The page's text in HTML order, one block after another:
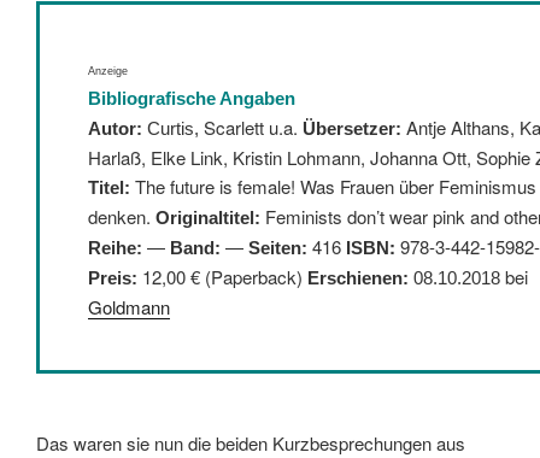
Anzeige
Bibliografische Angaben
Autor: Curtis, Scarlett u.a. Übersetzer: Antje Althans,
Harlaß, Elke Link, Kristin Lohmann, Johanna Ott, Sophie
Titel: The future is female! Was Frauen über Feminismus
denken. Originaltitel: Feminists don’t wear pink and
Reihe: — Band: — Seiten: 416 ISBN: 978-3-442-
Preis: 12,00 € (Paperback) Erschienen: 08.10.2018 bei
Goldmann
Das waren sie nun die beiden Kurzbesprechungen aus